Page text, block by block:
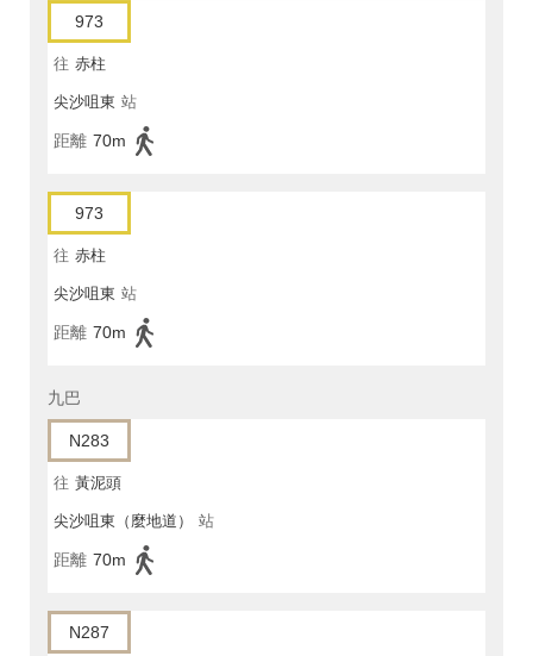
973
往 赤柱
尖沙咀東 站
距離 70m
973
往 赤柱
尖沙咀東 站
距離 70m
九巴
N283
往 黃泥頭
尖沙咀東（麼地道） 站
距離 70m
N287